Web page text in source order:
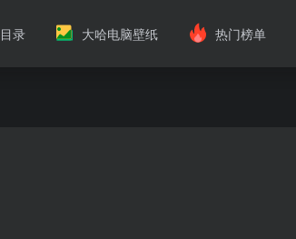
录 大哈电脑壁纸 热门榜单